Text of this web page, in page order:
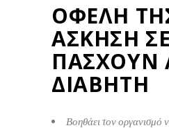
ΟΦΕΛΗ
ΑΣΚΗΣΗ
ΠΑΣΧΟΥΝ
ΔΙΑΒΗΤΗ
Βοηθάει τον οργανισμό